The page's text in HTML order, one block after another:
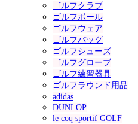
ゴルフクラブ
ゴルフボール
ゴルフウェア
ゴルフバッグ
ゴルフシューズ
ゴルフグローブ
ゴルフ練習器具
ゴルフラウンド用品
adidas
DUNLOP
le coq sportif GOLF